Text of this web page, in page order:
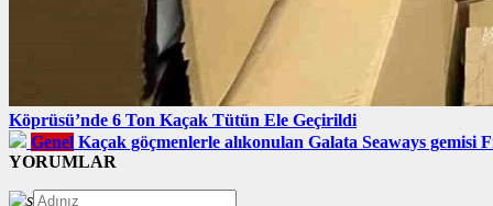
Köprüsü’nde 6 Ton Kaçak Tütün Ele Geçirildi
Genel Kaçak göçmenlerle alıkonulan Galata Seaways gemisi
YORUMLAR